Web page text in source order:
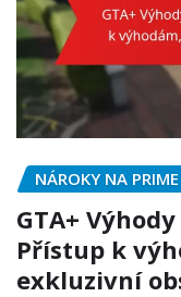
NÁROKY NA
GTA+
Přístup k
exkluzivní